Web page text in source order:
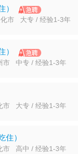
）
市 大专 / 经验1-3年
）
市 中专 / 经验1-3年
市 大专 / 经验1-3年
住）
市 高中 / 经验1-3年